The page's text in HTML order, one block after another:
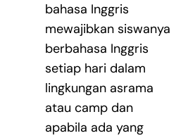
bahasa Inggris
mewajibkan siswanya
berbahasa Inggris
setiap hari dalam
lingkungan asrama
atau camp dan
apabila ada yang